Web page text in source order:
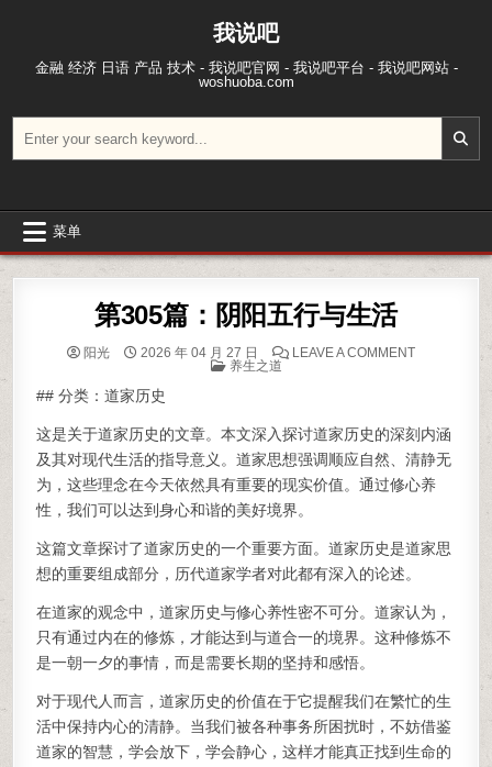
我说吧
金融 经济 日语 产品 技术 - 我说吧官网 - 我说吧平台 - 我说吧网站 -
woshuoba.com
菜单
第305篇：阴阳五行与生活
阳光 2026 年 04 月 27 日 LEAVE A COMMENTON 第305篇
POSTED IN
养生之道
## 分类：道家历史
这是关于道家历史的文章。本文深入探讨道家历史的深刻内涵
及其对现代生活的指导意义。道家思想强调顺应自然、清静无
为，这些理念在今天依然具有重要的现实价值。通过修心养
性，我们可以达到身心和谐的美好境界。
这篇文章探讨了道家历史的一个重要方面。道家历史是道家思
想的重要组成部分，历代道家学者对此都有深入的论述。
在道家的观念中，道家历史与修心养性密不可分。道家认为，
只有通过内在的修炼，才能达到与道合一的境界。这种修炼不
是一朝一夕的事情，而是需要长期的坚持和感悟。
对于现代人而言，道家历史的价值在于它提醒我们在繁忙的生
活中保持内心的清静。当我们被各种事务所困扰时，不妨借鉴
道家的智慧，学会放下，学会静心，这样才能真正找到生命的